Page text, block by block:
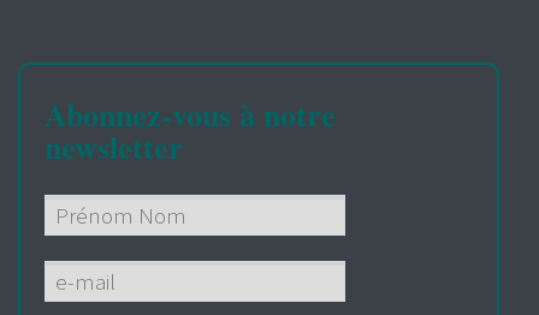
Abonnez-vous à notre
newsletter